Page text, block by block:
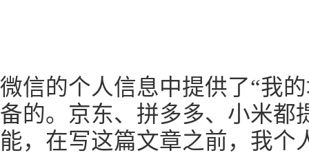
微信的个人信息中提供了“我
备的。京东、拼多多、小米都
能，在写这篇文章之前，我个